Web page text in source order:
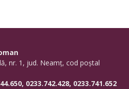
nr. 1, jud. Neamţ, cod poştal
0233.742.428, 0233.741.652